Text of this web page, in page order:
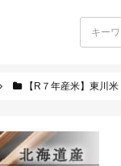
【R７年産米】東川